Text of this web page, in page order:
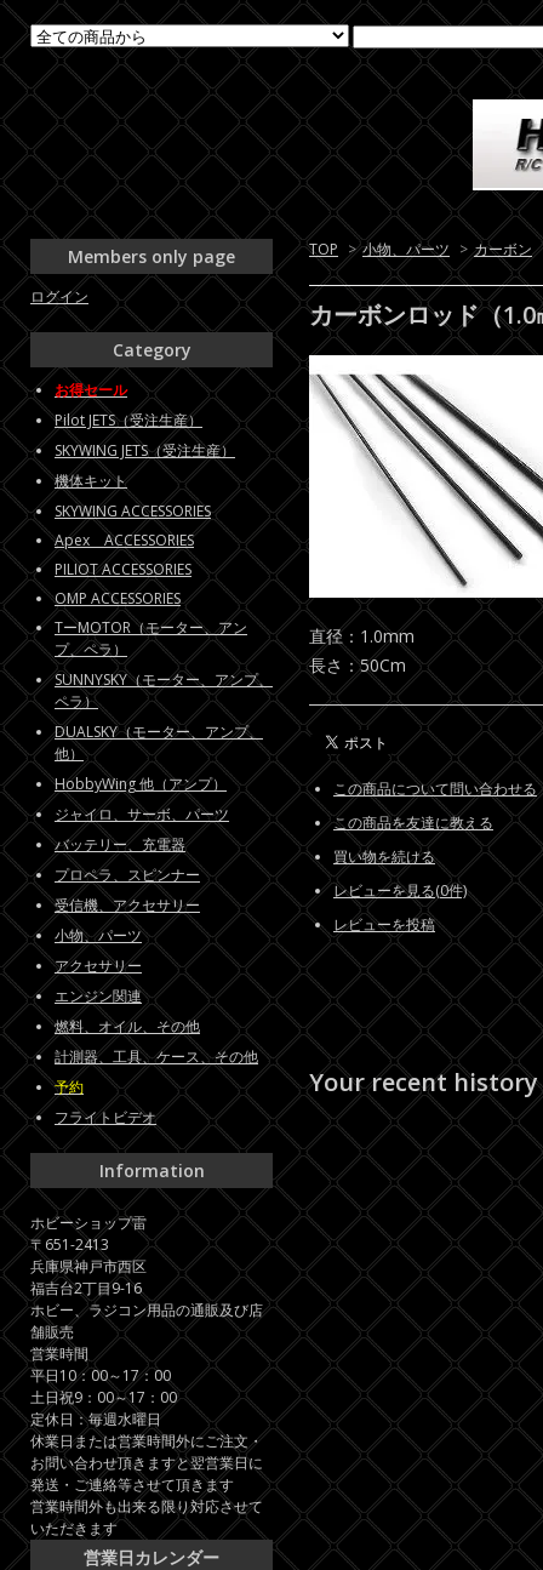
TOP > 小物、パーツ > カーボン
カーボンロッド（
直径：1.0mm
長さ：50Cm
この商品について問い合わせる
この商品を友達に教える
買い物を続ける
レビューを見る(0件)
レビューを投稿
Your recent history
Members only page
ログイン
Category
お得セール
Pilot JETS（受注生産）
SKYWING JETS（受注生産）
機体キット
SKYWING ACCESSORIES
Apex ACCESSORIES
PILIOT ACCESSORIES
OMP ACCESSORIES
TーMOTOR（モーター、アン
プ、ペラ）
SUNNYSKY（モーター、アンプ、
ペラ）
DUALSKY（モーター、アンプ、
他）
HobbyWing 他（アンプ）
ジャイロ、サーボ、パーツ
バッテリー、充電器
プロペラ、スピンナー
受信機、アクセサリー
小物、パーツ
アクセサリー
エンジン関連
燃料、オイル、その他
計測器、工具、ケース、その他
予約
フライトビデオ
Information
ホビーショップ雷
〒651-2413
兵庫県神戸市西区
福吉台2丁目9-16
ホビー、ラジコン用品の通販及び店
舗販売
営業時間
平日10：00～17：00
土日祝9：00～17：00
定休日：毎週水曜日
休業日または営業時間外にご注文・
お問い合わせ頂きますと翌営業日に
発送・ご連絡等させて頂きます
営業時間外も出来る限り対応させて
いただきます
営業日カレンダー